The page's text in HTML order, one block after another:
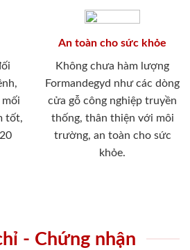
mối
tốt,
An toàn cho sức khỏe
Không chưa hàm lượng
Formandegyd như các dòng
cửa gỗ công nghiệp truyền
thống, thân thiện với môi
trường, an toàn cho sức
khỏe.
- Chứng nhận